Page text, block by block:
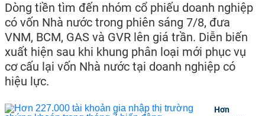
Dòng tiền tìm đến nhóm cổ phiếu doanh nghiệp
có vốn Nhà nước trong phiên sáng 7/8, đưa
VNM, BCM, GAS và GVR lên giá trần. Diễn biến
xuất hiện sau khi khung phân loại mới phục vụ
cơ cấu lại vốn Nhà nước tại doanh nghiệp có
hiệu lực.
Hơn